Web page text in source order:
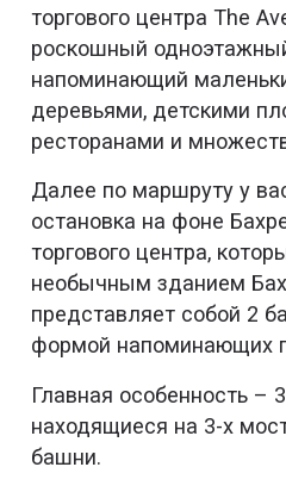
торгового центра The
роскошный
напоминающий
деревьями, детскими
ресторанами и
Далее по маршруту у
остановка на фоне
торгового центра,
необычным зданием
представляет собой 2
формой напоминающих
Главная особенность –
находящиеся на 3-х
башни.